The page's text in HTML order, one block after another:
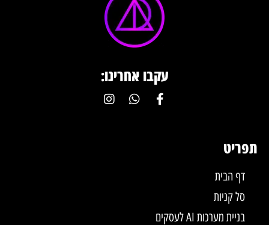
עקבו אחרינו:
תפריט
דף הבית
סל קניות
בניית מערכות AI לעסקים